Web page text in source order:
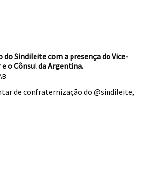
Sindileite com a presença do Vice-
o Cônsul da Argentina.
de confraternização do @sindileite,